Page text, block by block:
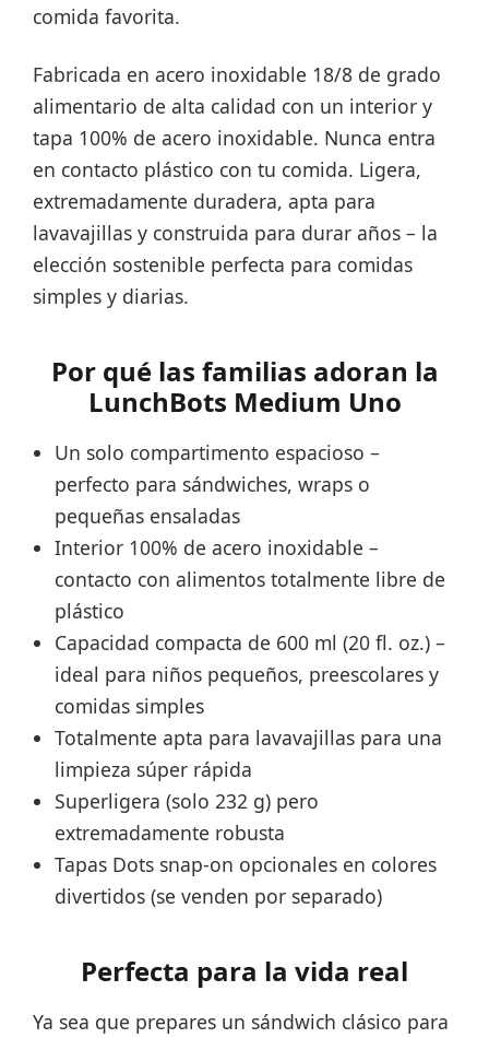
comida favorita.
Fabricada en acero inoxidable 18/8 de grado
alimentario de alta calidad con un interior y
tapa 100% de acero inoxidable. Nunca entra
en contacto plástico con tu comida. Ligera,
extremadamente duradera, apta para
lavavajillas y construida para durar años – la
elección sostenible perfecta para comidas
simples y diarias.
Por qué las familias adoran la
LunchBots Medium Uno
Un solo compartimento espacioso –
perfecto para sándwiches, wraps o
pequeñas ensaladas
Interior 100% de acero inoxidable –
contacto con alimentos totalmente libre de
plástico
Capacidad compacta de 600 ml (20 fl. oz.) –
ideal para niños pequeños, preescolares y
comidas simples
Totalmente apta para lavavajillas para una
limpieza súper rápida
Superligera (solo 232 g) pero
extremadamente robusta
Tapas Dots snap-on opcionales en colores
divertidos (se venden por separado)
Perfecta para la vida real
Ya sea que prepares un sándwich clásico para